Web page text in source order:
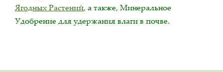
Ягодных Растений, а также, Минеральное
Удобрение для удержания влаги в почве.